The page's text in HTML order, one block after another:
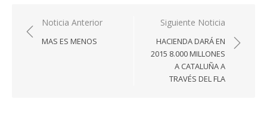
Navegación
de
Noticia Anterior
MAS ES MENOS
Siguiente Noticia
HACIENDA DARÁ EN
2015 8.000 MILLONES
A CATALUÑA A
TRAVÉS DEL FLA